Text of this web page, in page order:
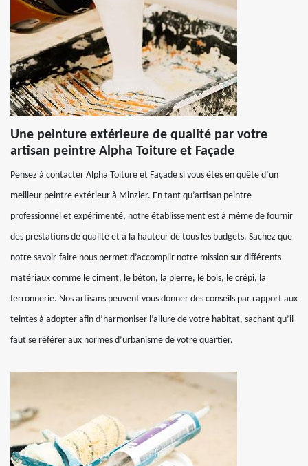
Une peinture extérieure de qualité par votre
artisan peintre Alpha Toiture et Façade
Pensez à contacter Alpha Toiture et Façade si vous êtes en quête d’un
meilleur peintre extérieur à Minzier. En tant qu’artisan peintre
professionnel et expérimenté, notre établissement est à même de fournir
des prestations de qualité et à la hauteur de tous les budgets. Sachez que
notre savoir-faire nous permet d’accomplir notre mission sur différents
matériaux comme le ciment, le béton, la pierre, le bois, le crépi, la
ferronnerie. Nos artisans peuvent vous donner des conseils par rapport aux
teintes à adopter afin d’harmoniser l’allure de votre habitat, sachant qu’il
faut se référer aux normes d’urbanisme de votre quartier.